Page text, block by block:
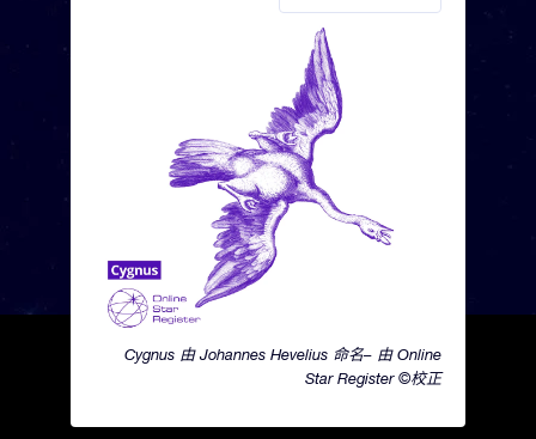
Cygnus 由 Johannes Hevelius 命名– 由 Online
Star Register ©校正